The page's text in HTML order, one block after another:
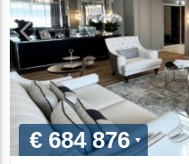
€ 684 876